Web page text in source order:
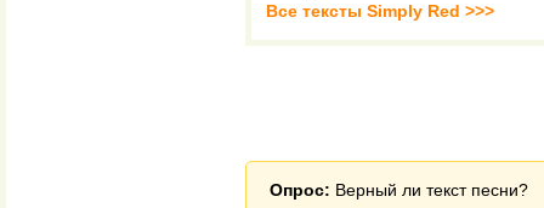
Все тексты Simply Red >>>
Опрос: Верный ли текст песни?